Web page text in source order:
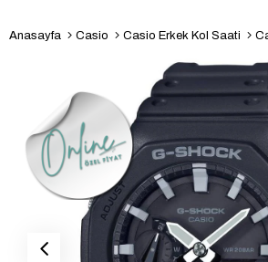
Anasayfa Casio Casio Erkek Kol Saati